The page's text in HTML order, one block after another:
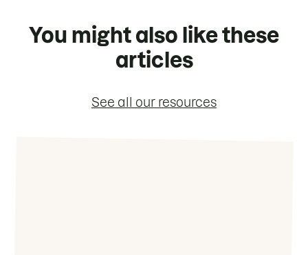
You might also like these
articles
See all our resources